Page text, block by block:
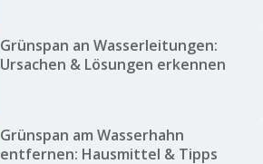
Grünspan an Wasserleitungen:
Ursachen & Lösungen erkennen
Grünspan am Wasserhahn
entfernen: Hausmittel & Tipps